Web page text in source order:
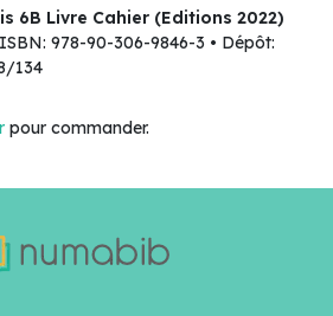
6B Livre Cahier (Editions 2022)
978-90-306-9846-3 • Dépôt:
134
pour commander.